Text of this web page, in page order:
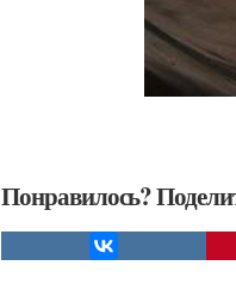
Понравилось?